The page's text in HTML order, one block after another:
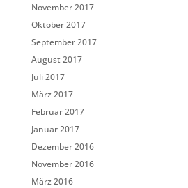
November 2017
Oktober 2017
September 2017
August 2017
Juli 2017
März 2017
Februar 2017
Januar 2017
Dezember 2016
November 2016
März 2016